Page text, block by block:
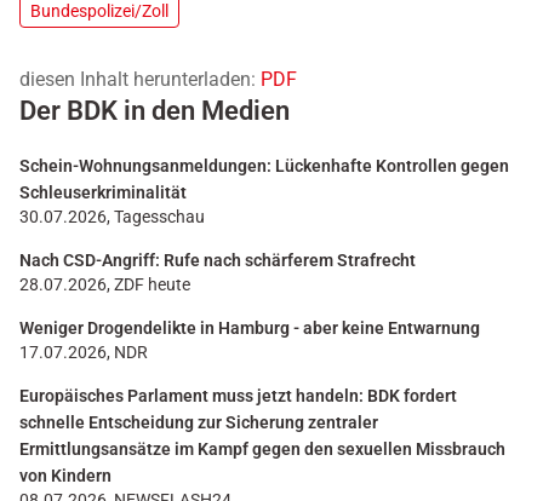
Bundespolizei/Zoll
diesen Inhalt herunterladen: PDF
Der BDK in den Medien
Schein-Wohnungsanmeldungen: Lückenhafte Kontrollen gegen
Schleuserkriminalität
30.07.2026, Tagesschau
Nach CSD-Angriff: Rufe nach schärferem Strafrecht
28.07.2026, ZDF heute
Weniger Drogendelikte in Hamburg - aber keine Entwarnung
17.07.2026, NDR
Europäisches Parlament muss jetzt handeln: BDK fordert
schnelle Entscheidung zur Sicherung zentraler
Ermittlungsansätze im Kampf gegen den sexuellen Missbrauch
von Kindern